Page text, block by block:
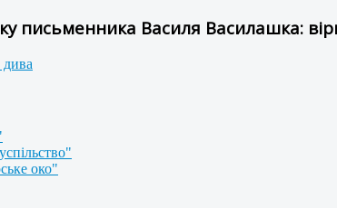
письменника Василя Василашка:
дива
око"